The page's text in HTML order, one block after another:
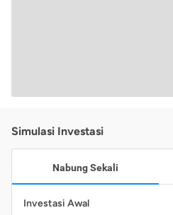
Simulasi Investasi
Nabung Sekali
Investasi Awal